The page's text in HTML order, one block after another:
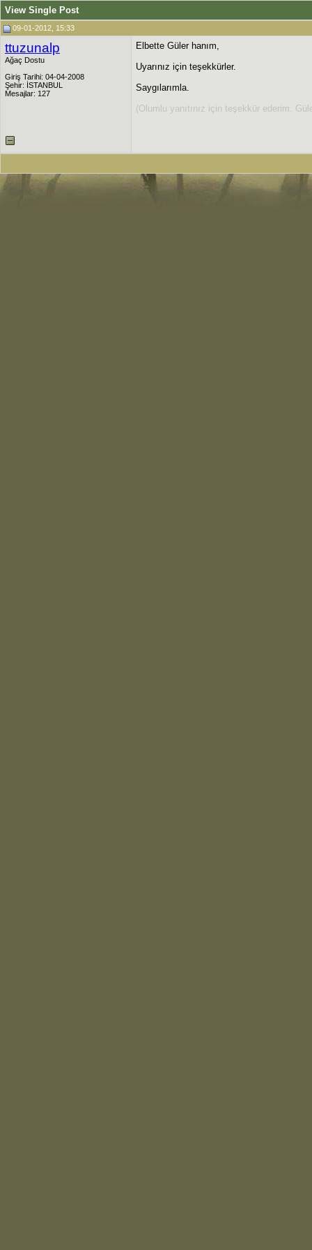
View Single Post
09-01-2012, 15:33
ttuzunalp
Ağaç Dostu
Giriş Tarihi: 04-04-2008
Şehir: İSTANBUL
Mesajlar: 127
Elbette Güler hanım,
Uyarınız için teşekkürler.
Saygılarımla.
(Olumlu yanıtınız için teşekkür ederim.